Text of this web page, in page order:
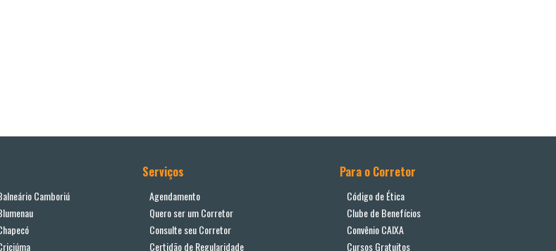
Camboriú
Serviços
Agendamento
Quero ser um Corretor
Consulte seu Corretor
Certidão de Regularidade
Para o Corretor
Código de Ética
Clube de Benefícios
Convênio CAIXA
Cursos Gratuitos